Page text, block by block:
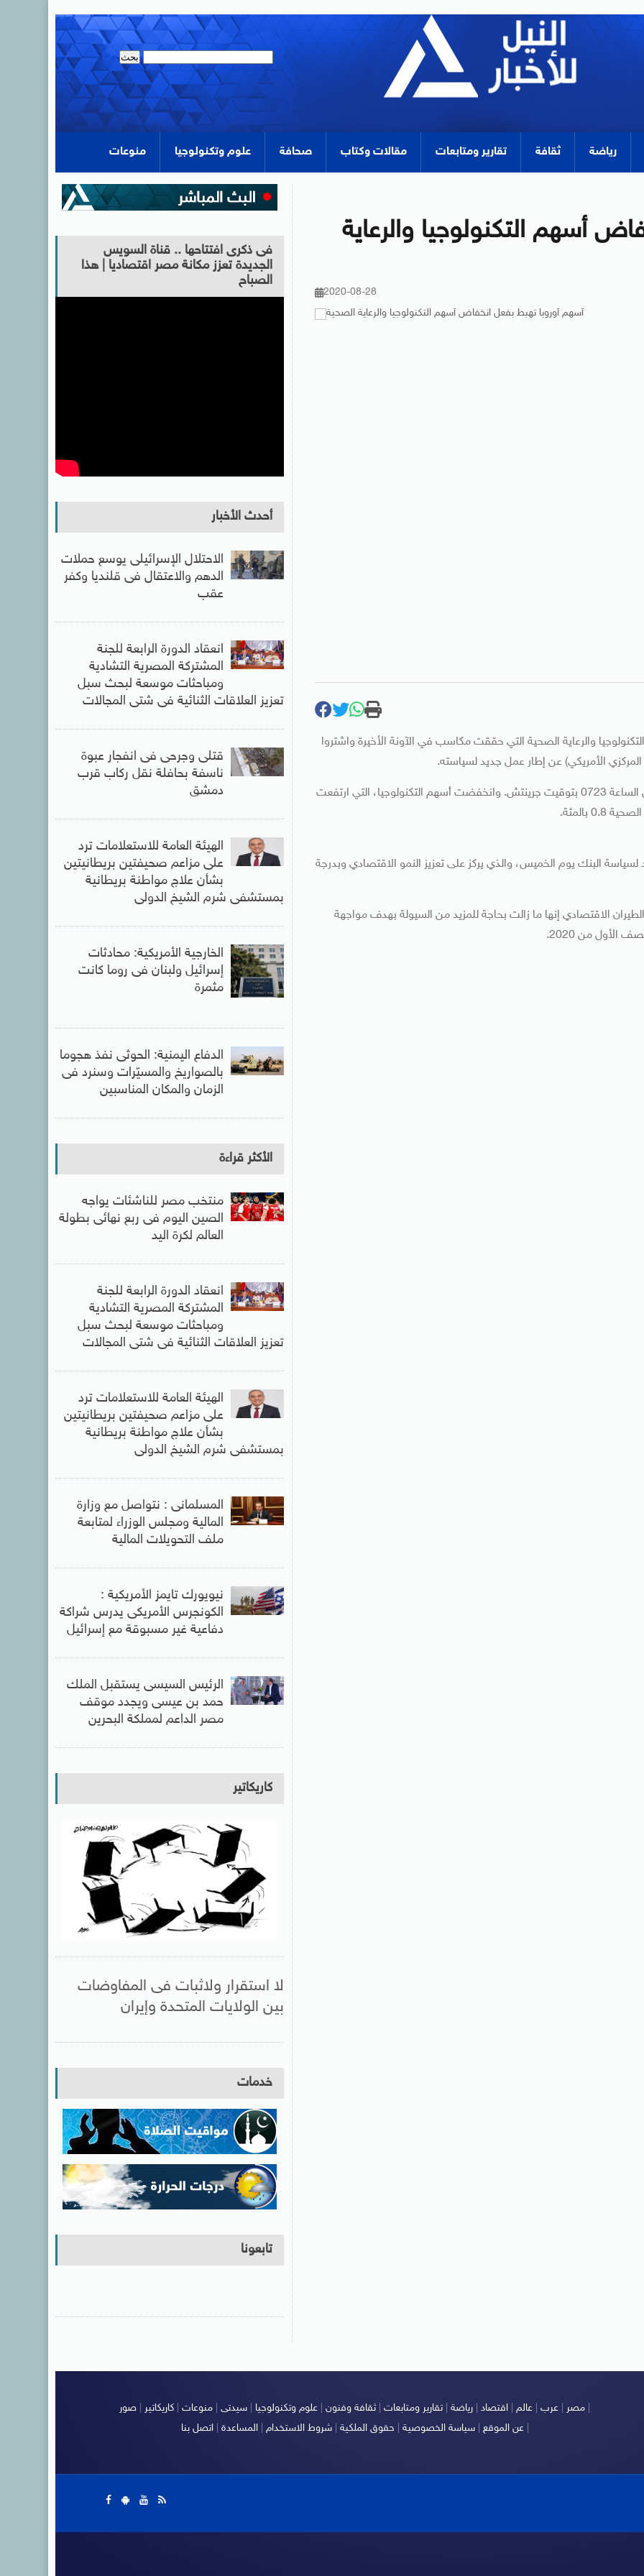
رياضة ثقافة تقارير ومتابعات مقالات وكتاب صحافة علوم وتكنولوجيا منوعات
أسهم التكنولوجيا والرعاية
2020-08-28
والرعاية الصحية التي حققت مكاسب في الآونة الأخيرة واشتروا
الأمريكي) عن إطار عمل جديد لسياسته.
ونزل المؤشر ستوكس 600 للأسهم الأوروبية 0.6 بالمئة بحلول الساعة 0723 بتوقيت جرينتش. وانخفضت أسهم التكنولوجيا، التي ارتفعت
البنك يوم الخميس، والذي يركز على تعزيز النمو الاقتصادي وبدرجة
بعد أن قالت شركة الطيران الاقتصادي إنها ما زالت بحاجة للمزيد من السيولة بهدف مواجهة
فى ذكرى افتتاحها .. قناة السويس
الجديدة تعزز مكانة مصر اقتصاديا | هذا
الصباح
أحدث الأخبار
الاحتلال الإسرائيلى يوسع حملات
الدهم والاعتقال فى قلنديا وكفر
عقب
انعقاد الدورة الرابعة للجنة
المشتركة المصرية التشادية
ومباحثات موسعة لبحث سبل
تعزيز العلاقات الثنائية فى شتى المجالات
قتلى وجرحى فى انفجار عبوة
ناسفة بحافلة نقل ركاب قرب
دمشق
الهيئة العامة للاستعلامات ترد
على مزاعم صحيفتين بريطانيتين
بشأن علاج مواطنة بريطانية
بمستشفى شرم الشيخ الدولى
الخارجية الأمريكية: محادثات
إسرائيل ولبنان فى روما كانت
مثمرة
الدفاع اليمنية: الحوثى نفذ هجوما
بالصواريخ والمسيّرات وسنرد فى
الزمان والمكان المناسبين
الأكثر قراءة
منتخب مصر للناشئات يواجه
الصين اليوم فى ربع نهائى بطولة
العالم لكرة اليد
انعقاد الدورة الرابعة للجنة
المشتركة المصرية التشادية
ومباحثات موسعة لبحث سبل
تعزيز العلاقات الثنائية فى شتى المجالات
الهيئة العامة للاستعلامات ترد
على مزاعم صحيفتين بريطانيتين
بشأن علاج مواطنة بريطانية
بمستشفى شرم الشيخ الدولى
المسلمانى : نتواصل مع وزارة
المالية ومجلس الوزراء لمتابعة
ملف التحويلات المالية
نيويورك تايمز الأمريكية :
الكونجرس الأمريكى يدرس شراكة
دفاعية غير مسبوقة مع إسرائيل
الرئيس السيسى يستقبل الملك
حمد بن عيسى ويجدد موقف
مصر الداعم لمملكة البحرين
كاريكاتير
لا استقرار ولاثبات فى المفاوضات
بين الولايات المتحدة وإيران
خدمات
تابعونا
مصر عرب عالم اقتصاد رياضة |تقارير ومتابعات |ثقافة وفنون علوم وتكنولوجيا سيدتى منوعات كاريكاتير صور
عن الموقع |سياسة الخصوصية حقوق الملكية |شروط الاستخدام |المساعدة |اتصل بنا |